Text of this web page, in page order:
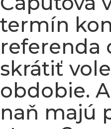
termín
referenda
skrátiť
obdobie.
naň majú